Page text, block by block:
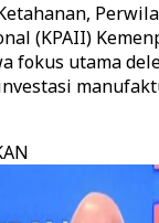
(KPAII)
fokus utama